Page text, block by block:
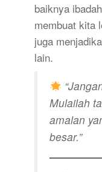
baiknya
membuat kita
juga
lain.
Mulailah
amalan
besar.”